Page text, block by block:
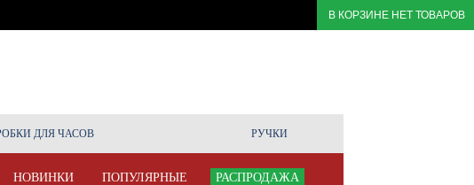
В КОРЗИНЕ НЕТ ТОВАРОВ
ДЛЯ ЧАСОВ РУЧКИ
НОВИНКИ ПОПУЛЯРНЫЕ РАСПРОДАЖА